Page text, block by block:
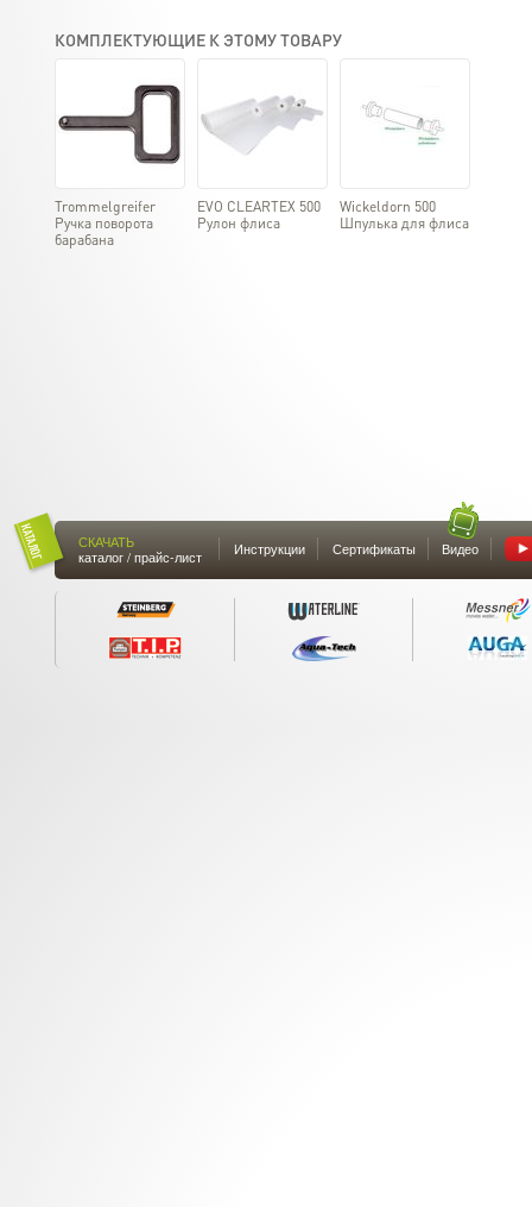
КОМПЛЕКТУЮЩИЕ К ЭТОМУ ТОВАРУ
Trommelgreifer
Ручка поворота
барабана
EVO CLEARTEX 500
Рулон флиса
Wickeldorn 500
Шпулька для флиса
СКАЧАТЬ
каталог / прайс-лист
Инструкции Сертификаты Видео